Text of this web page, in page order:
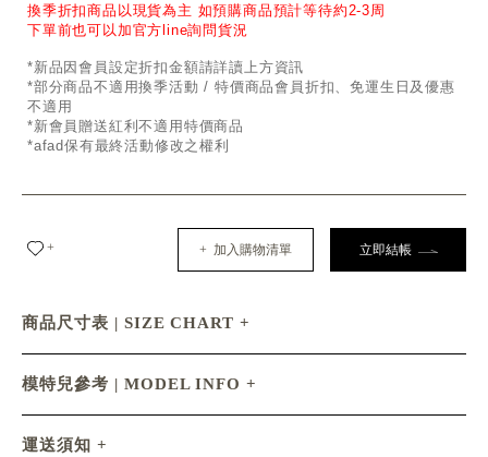
換季折扣商品以現貨為主 如預購商品預計等待約2-3周
下單前也可以加官方line詢問貨況
*新品因會員設定折扣金額請詳讀上方資訊
*部分商品不適用換季活動 / 特價商品會員折扣、免運生日及優惠
不適用
*新會員贈送紅利不適用特價商品
*afad保有最終活動修改之權利
+ + 加入購物清單 立即結帳
商品尺寸表 | SIZE CHART
模特兒參考 | MODEL INFO
運送須知